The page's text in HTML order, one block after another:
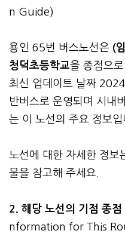
n Guide)
용인 65번 버스노선은 (
청덕초등학교을 종점으
최신 업데이트 날짜
반버스로 운영되며 시내
는 이 노선의 주요 정보
노선에 대한 자세한 정보
물을 참고해 주세요.
2. 해당 노선의 기점 종점
nformation for This